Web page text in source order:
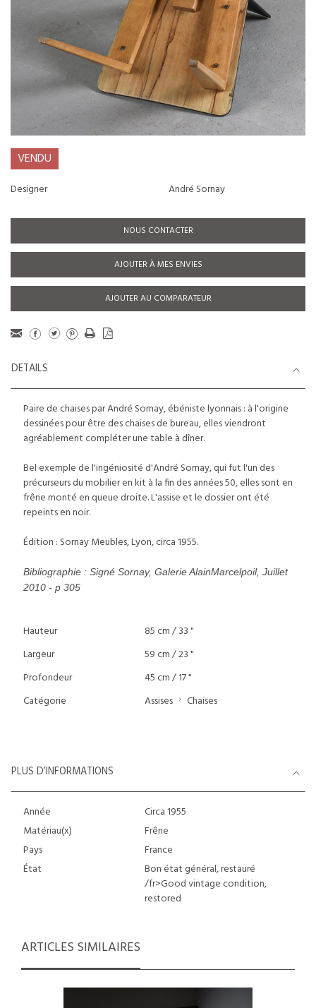
VENDU
Designer André Sornay
NOUS CONTACTER
AJOUTER À MES ENVIES
AJOUTER AU COMPARATEUR
DETAILS
Paire de chaises par André Sornay, ébéniste lyonnais : à l'origine
dessinées pour être des chaises de bureau, elles viendront
agréablement compléter une table à dîner.
Bel exemple de l'ingéniosité d'André Sornay, qui fut l'un des
précurseurs du mobilier en kit à la fin des années 50, elles sont en
frêne monté en queue droite. L'assise et le dossier ont été
repeints en noir.
Édition : Sornay Meubles, Lyon, circa 1955.
Bibliographie : Signé Sornay, Galerie AlainMarcelpoil, Juillet
2010 - p 305
Hauteur
85 cm / 33 "
Largeur
59 cm / 23 "
Profondeur
45 cm / 17 "
Catégorie
Assises Chaises
PLUS D’INFORMATIONS
Année
Circa 1955
Matériau(x)
Frêne
Pays
France
État
Bon état général, restauré
/fr>Good vintage condition,
restored
ARTICLES SIMILAIRES